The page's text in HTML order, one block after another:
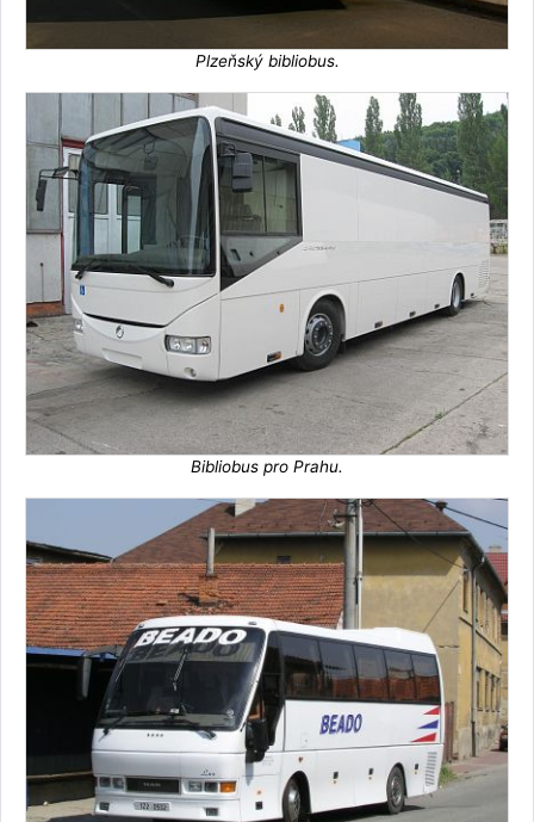
Plzeňský bibliobus.
Bibliobus pro Prahu.